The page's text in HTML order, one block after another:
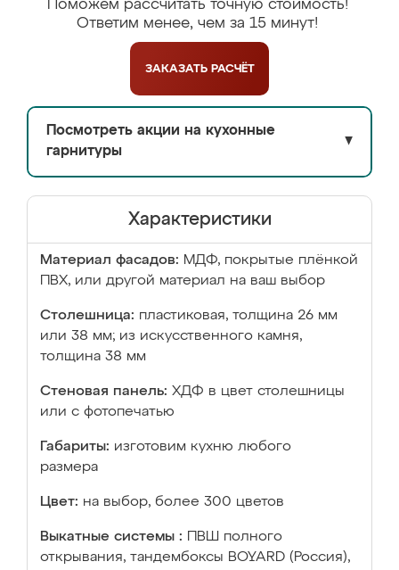
Поможем рассчитать точную стоимость!
Ответим менее, чем за 15 минут!
ЗАКАЗАТЬ РАСЧЁТ
Посмотреть акции на кухонные
гарнитуры
▼
Характеристики
Материал фасадов: МДФ, покрытые плёнкой
ПВХ, или другой материал на ваш выбор
Столешница: пластиковая, толщина 26 мм
или 38 мм; из искусственного камня,
толщина 38 мм
Стеновая панель: ХДФ в цвет столешницы
или с фотопечатью
Габариты: изготовим кухню любого
размера
Цвет: на выбор, более 300 цветов
Выкатные системы :
ПВШ полного
открывания, тандембоксы BOYARD (Россия),